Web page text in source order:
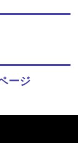
ージ